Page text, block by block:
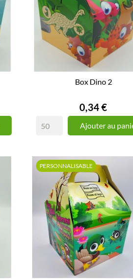
Box Dino 2
Prix
0,34 €
Ajouter au
PERSONNALISABLE